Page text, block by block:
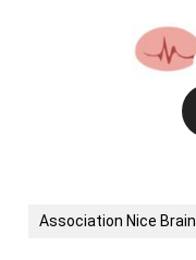
Association Nice Brain